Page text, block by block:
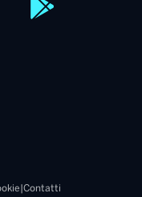
Contatti